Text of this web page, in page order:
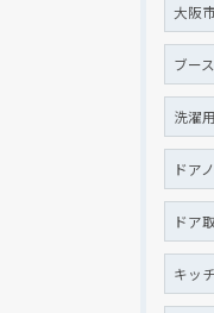
大阪
ブー
洗濯
ドア
ドア
キッ